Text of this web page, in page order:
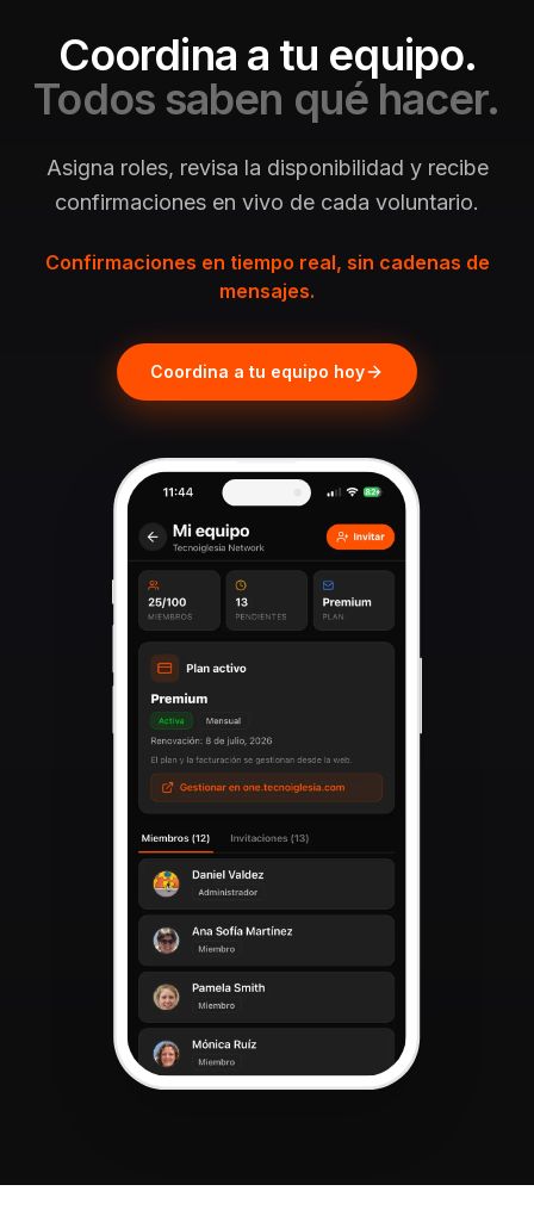
Coordina a tu equipo.
Todos saben qué hacer.
Asigna roles, revisa la disponibilidad y recibe
confirmaciones en vivo de cada voluntario.
Confirmaciones en tiempo real, sin cadenas de
mensajes.
Coordina a tu equipo hoy